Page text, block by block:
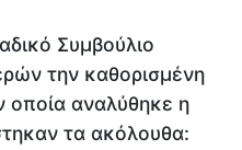
Συμβούλιο
την καθορισμένη
οποία αναλύθηκε η
τα ακόλουθα: